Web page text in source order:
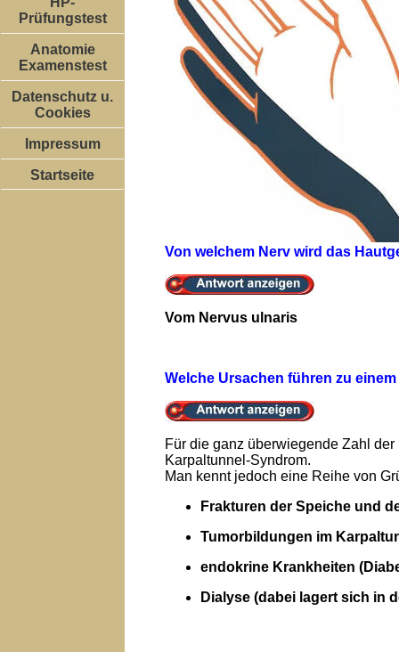
Prüfungstest
Anatomie
Examenstest
Datenschutz u.
Cookies
Impressum
Startseite
Von welchem Nerv wird das
Vom Nervus ulnaris
Welche Ursachen führen zu
Für die ganz überwiegende Zahl
Karpaltunnel-Syndrom.
Man kennt jedoch eine Reihe von
Frakturen der Speiche und
Tumorbildungen im
endokrine Krankheiten
Dialyse (dabei lagert sich in